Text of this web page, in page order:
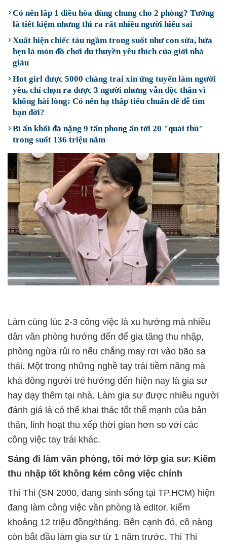
Có nên lắp 1 điều hòa dùng chung cho 2 phòng? Tưởng
là tiết kiệm nhưng thì ra rất nhiều người hiểu sai
Xuất hiện chiếc tàu ngầm trong suốt như con sứa, hứa
hẹn là món đồ chơi du thuyền yêu thích của giới nhà
giàu
Hot girl được 5000 chàng trai xin ứng tuyển làm người
yêu, chỉ chọn ra được 3 người nhưng vẫn độc thân vì
không hài lòng: Có nên hạ thấp tiêu chuẩn để dễ tìm
bạn đời?
Bí ẩn khối đá nặng 9 tấn phong ấn tới 20 "quái thú"
trong suốt 136 triệu năm
Làm cùng lúc 2-3 công việc là xu hướng mà nhiều
dân văn phòng hướng đến để gia tăng thu nhập,
phòng ngừa rủi ro nếu chẳng may rơi vào bão sa
thải. Một trong những nghề tay trái tiềm năng mà
khá đông người trẻ hướng đến hiện nay là gia sư
hay dạy thêm tại nhà. Làm gia sư được nhiều người
đánh giá là có thể khai thác tốt thế mạnh của bản
thân, linh hoạt thu xếp thời gian hơn so với các
công việc tay trái khác.
Sáng đi làm văn phòng, tối mở lớp gia sư: Kiếm
thu nhập tốt không kém công việc chính
Thi Thi (SN 2000, đang sinh sống tại TP.HCM) hiện
đang làm công việc văn phòng là editor, kiếm
khoảng 12 triệu đồng/tháng. Bên cạnh đó, cô nàng
còn bắt đầu làm gia sư từ 1 năm trước. Thi Thi